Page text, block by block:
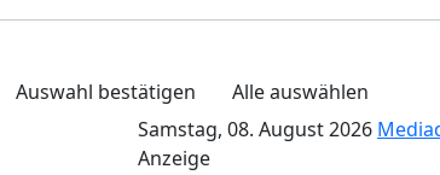
Auswahl bestätigen
Alle auswählen
Samstag, 08. August 2026
Anzeige